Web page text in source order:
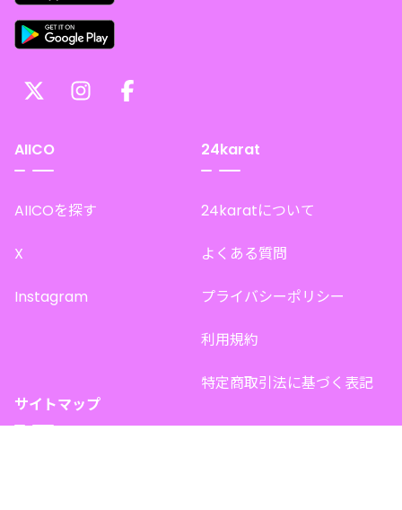
AIICO
AIICOを探す
X
Instagram
24karat
24karatについて
よくある質問
プライバシーポリシー
利用規約
特定商取引法に基づく表記
サイトマップ